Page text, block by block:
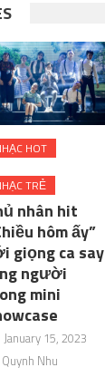
HOT
TRẺ
nhân hit
hôm ấy”
giọng ca say
người
mini
January 15, 2023
Quynh Nhu